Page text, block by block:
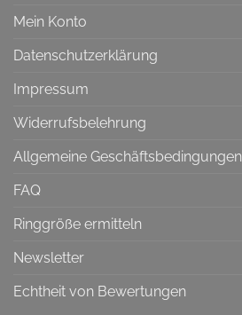
Mein Konto
Datenschutzerklärung
Impressum
Widerrufsbelehrung
Allgemeine Geschäftsbedingungen
FAQ
Ringgröße ermitteln
Newsletter
Echtheit von Bewertungen